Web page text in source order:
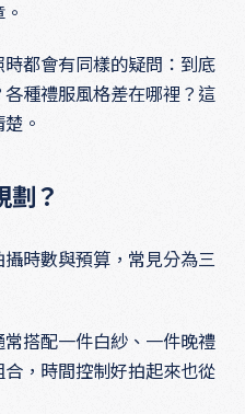
都會有同樣的疑問：到底
種禮服風格差在哪裡？這
。
劃？
時數與預算，常見分為三
常搭配一件白紗、一件晚禮
，時間控制好拍起來也從